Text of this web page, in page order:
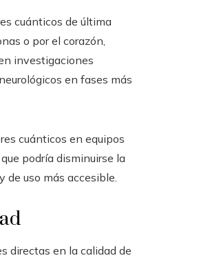
cuánticos de última
o por el corazón,
investigaciones
en fases más
cuánticos en equipos
podría disminuirse la
de uso más accesible.
directas en la calidad de